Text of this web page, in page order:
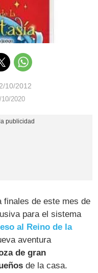
10/2012
2020
finales de este mes de
para el sistema
al Reino de la
aventura
de gran
de la casa.